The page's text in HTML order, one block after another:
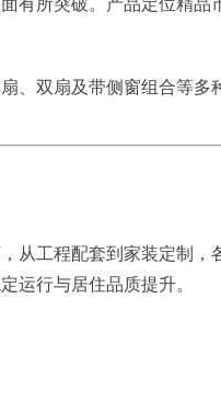
、双扇及带侧窗组合等
从工程配套到家装定制
运行与居住品质提升。